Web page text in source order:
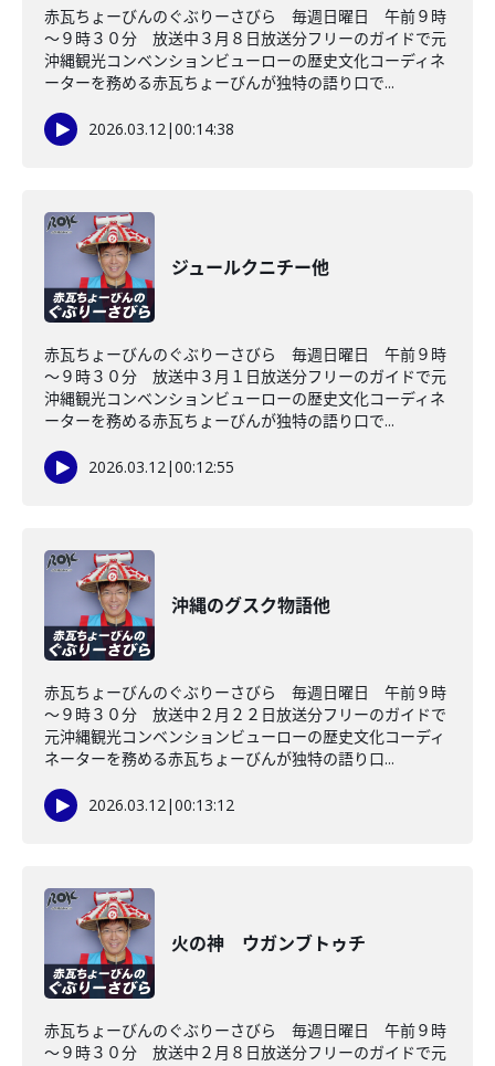
赤瓦ちょーびんのぐぶりーさびら 毎週日曜日 午前９時
～９時３０分 放送中３月８日放送分フリーのガイドで元
沖縄観光コンベンションビューローの歴史文化コーディネ
ーターを務める赤瓦ちょーびんが独特の語り口で...
2026.03.12|00:14:38
ジュールクニチー他
赤瓦ちょーびんのぐぶりーさびら 毎週日曜日 午前９時
～９時３０分 放送中３月１日放送分フリーのガイドで元
沖縄観光コンベンションビューローの歴史文化コーディネ
ーターを務める赤瓦ちょーびんが独特の語り口で...
2026.03.12|00:12:55
沖縄のグスク物語他
赤瓦ちょーびんのぐぶりーさびら 毎週日曜日 午前９時
～９時３０分 放送中２月２２日放送分フリーのガイドで
元沖縄観光コンベンションビューローの歴史文化コーディ
ネーターを務める赤瓦ちょーびんが独特の語り口...
2026.03.12|00:13:12
火の神 ウガンブトゥチ
赤瓦ちょーびんのぐぶりーさびら 毎週日曜日 午前９時
～９時３０分 放送中２月８日放送分フリーのガイドで元